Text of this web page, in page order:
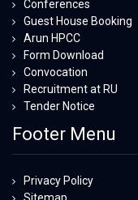
Conferences
Guest House Booking
Arun HPCC
Form Download
Convocation
Recruitment at RU
Tender Notice
Footer Menu
Privacy Policy